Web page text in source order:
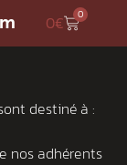
0€ 0
destiné à :
nos adhérents